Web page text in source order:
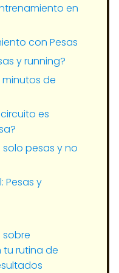
en
con Pesas
y running?
minutos de
es
pesas y no
Pesas y
sobre
rutina de